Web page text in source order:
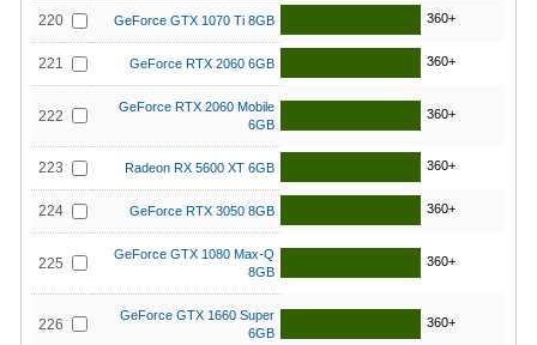
220 GeForce GTX 1070 Ti 8GB 360+
221 GeForce RTX 2060 6GB 360+
222
GeForce RTX 2060 Mobile
6GB
360+
223 Radeon RX 5600 XT 6GB 360+
224 GeForce RTX 3050 8GB 360+
225
GeForce GTX 1080 Max-Q
8GB
360+
226
GeForce GTX 1660 Super
6GB
360+